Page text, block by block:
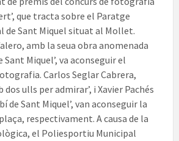
que tracta sobre el Paratge
de Sant Miquel situat al Mollet.
amb la seua obra anomenada
Sant Miquel’, va aconseguir el
Carlos Seglar Cabrera,
dos ulls per admirar’, i Xavier Pachés
de Sant Miquel’, van aconseguir la
respectivament. A causa de la
el Poliesportiu Municipal